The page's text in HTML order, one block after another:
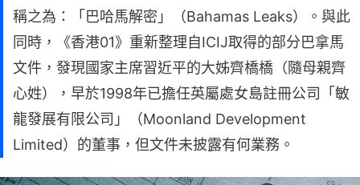
稱之為：「巴哈馬解密」（Bahamas Leaks）。與此
同時，《香港01》重新整理自ICIJ取得的部分巴拿馬
文件，發現國家主席習近平的大姊齊橋橋（隨母親齊
心姓），早於1998年已擔任英屬處女島註冊公司「敏
龍發展有限公司」（Moonland Development
Limited）的董事，但文件未披露有何業務。